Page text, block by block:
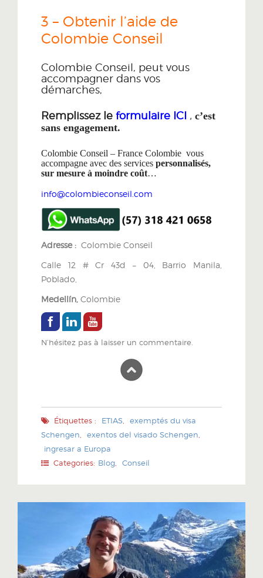
3 – Obtenir l’aide de
Colombie Conseil
Colombie Conseil, peut vous
accompagner dans vos
démarches,
Remplissez le formulaire ICI , c’est
sans engagement.
Colombie Conseil – France Colombie vous
accompagne avec des services personnalisés,
sur mesure à moindre coût…
info@colombieconseil.com
Adresse : Colombie Conseil
Calle 12 # Cr 43d – 04, Barrio Manila,
Poblado,
Medellín, Colombie
N’hésitez pas à laisser un commentaire.
Étiquettes : ETIAS
exemptés du visa
Schengen
exentos del visado Schengen
ingresar a Europa
Categories: Blog Conseil